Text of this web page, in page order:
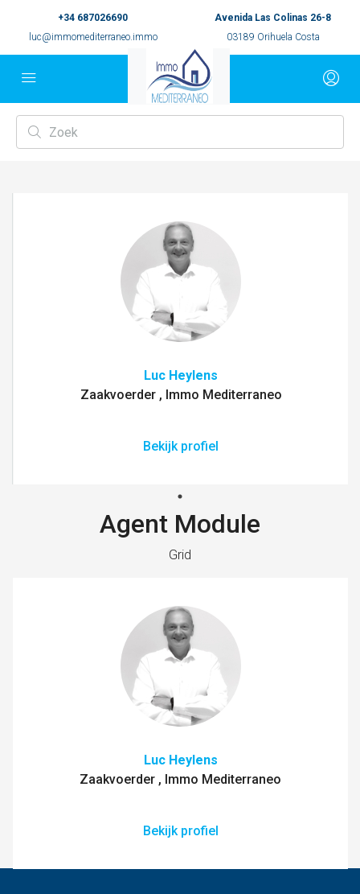
+34 687026690
luc@immomediterraneo.immo
Avenida Las Colinas 26-8
03189 Orihuela Costa
Luc Heylens
Zaakvoerder , Immo Mediterraneo
Bekijk profiel
Agent Module
Grid
Luc Heylens
Zaakvoerder , Immo Mediterraneo
Bekijk profiel